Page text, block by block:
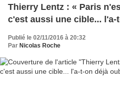
Thierry Lentz : « Paris
c'est aussi une cible... l'a-
Publié le 02/11/2016 à 20:32
Par Nicolas Roche